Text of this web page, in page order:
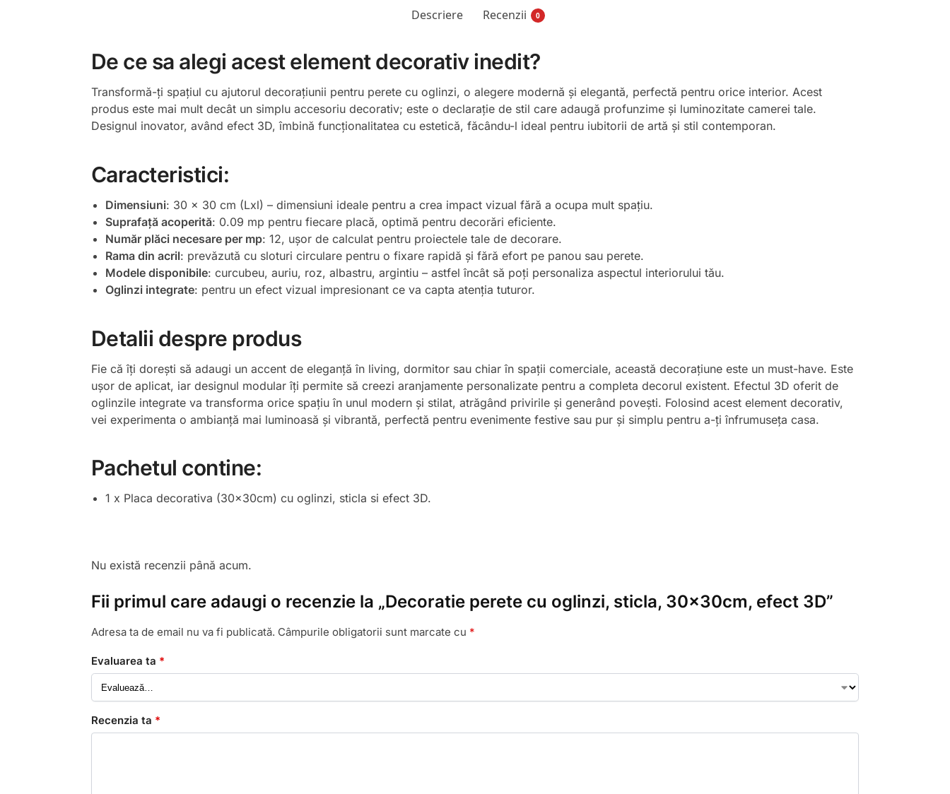
Descriere Recenzii 0
De ce sa alegi acest element decorativ inedit?
Transformă-ți spațiul cu ajutorul decorațiunii pentru perete cu oglinzi, o alegere modernă și elegantă, perfectă pentru orice interior. Acest
produs este mai mult decât un simplu accesoriu decorativ; este o declarație de stil care adaugă profunzime și luminozitate camerei tale.
Designul inovator, având efect 3D, îmbină funcționalitatea cu estetică, făcându-l ideal pentru iubitorii de artă și stil contemporan.
Caracteristici:
Dimensiuni: 30 x 30 cm (Lxl) – dimensiuni ideale pentru a crea impact vizual fără a ocupa mult spațiu.
Suprafață acoperită: 0.09 mp pentru fiecare placă, optimă pentru decorări eficiente.
Număr plăci necesare per mp: 12, ușor de calculat pentru proiectele tale de decorare.
Rama din acril: prevăzută cu sloturi circulare pentru o fixare rapidă și fără efort pe panou sau perete.
Modele disponibile: curcubeu, auriu, roz, albastru, argintiu – astfel încât să poți personaliza aspectul interiorului tău.
Oglinzi integrate: pentru un efect vizual impresionant ce va capta atenția tuturor.
Detalii despre produs
Fie că îți dorești să adaugi un accent de eleganță în living, dormitor sau chiar în spații comerciale, această decorațiune este un must-have. Este
ușor de aplicat, iar designul modular îți permite să creezi aranjamente personalizate pentru a completa decorul existent. Efectul 3D oferit de
oglinzile integrate va transforma orice spațiu în unul modern și stilat, atrăgând privirile și generând povești. Folosind acest element decorativ,
vei experimenta o ambianță mai luminoasă și vibrantă, perfectă pentru evenimente festive sau pur și simplu pentru a-ți înfrumuseța casa.
Pachetul contine:
1 x Placa decorativa (30x30cm) cu oglinzi, sticla si efect 3D.
Nu există recenzii până acum.
Fii primul care adaugi o recenzie la „Decoratie perete cu oglinzi, sticla, 30x30cm, efect 3D”
Adresa ta de email nu va fi publicată. Câmpurile obligatorii sunt marcate cu *
Evaluarea ta *
Recenzia ta *